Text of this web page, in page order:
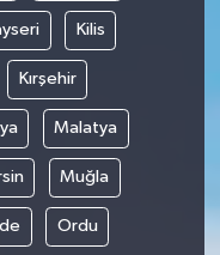
Kilis
Kırşehir
Malatya
Muğla
Ordu